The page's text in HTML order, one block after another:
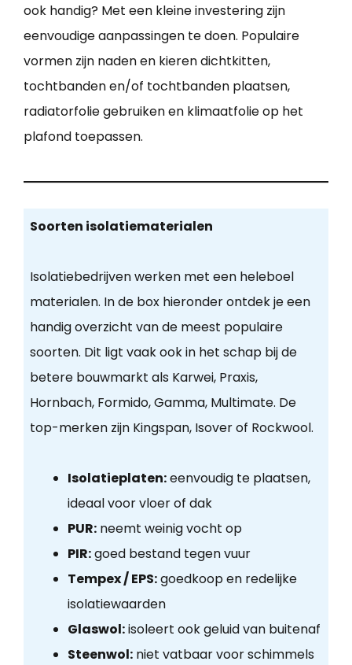
ook handig? Met een kleine investering zijn
eenvoudige aanpassingen te doen. Populaire
vormen zijn naden en kieren dichtkitten,
tochtbanden en/of tochtbanden plaatsen,
radiatorfolie gebruiken en klimaatfolie op het
plafond toepassen.
Soorten isolatiematerialen
Isolatiebedrijven werken met een heleboel
materialen. In de box hieronder ontdek je een
handig overzicht van de meest populaire
soorten. Dit ligt vaak ook in het schap bij de
betere bouwmarkt als Karwei, Praxis,
Hornbach, Formido, Gamma, Multimate. De
top-merken zijn Kingspan, Isover of Rockwool.
Isolatieplaten:eenvoudig te plaatsen,
ideaal voor vloer of dak
PUR:neemt weinig vocht op
PIR:goed bestand tegen vuur
Tempex / EPS:goedkoop en redelijke
isolatiewaarden
Glaswol:isoleert ook geluid van buitenaf
Steenwol:niet vatbaar voor schimmels